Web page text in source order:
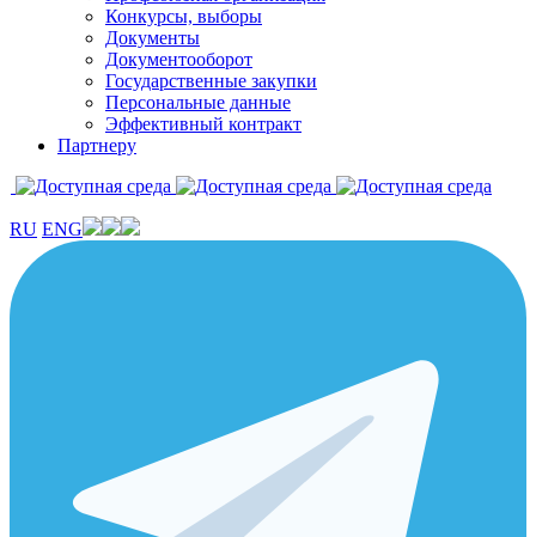
Конкурсы, выборы
Документы
Документооборот
Государственные закупки
Персональные данные
Эффективный контракт
Партнеру
RU ENG